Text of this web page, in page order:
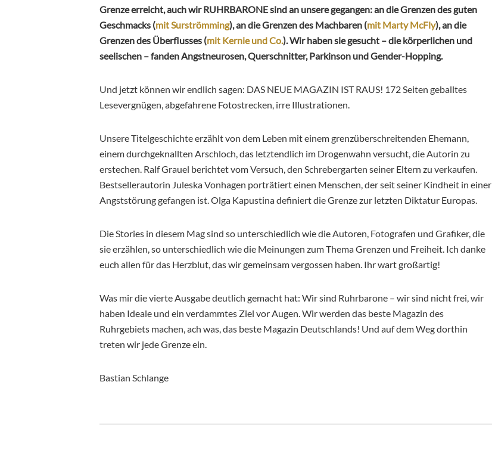
Grenze erreicht, auch wir RUHRBARONE sind an unsere gegangen: an die Grenzen des guten
Geschmacks (mit Surströmming), an die Grenzen des Machbaren (mit Marty McFly), an die
Grenzen des Überflusses (mit Kernie und Co.). Wir haben sie gesucht – die körperlichen und
seelischen – fanden Angstneurosen, Querschnitter, Parkinson und Gender-Hopping.
Und jetzt können wir endlich sagen: DAS NEUE MAGAZIN IST RAUS! 172 Seiten geballtes
Lesevergnügen, abgefahrene Fotostrecken, irre Illustrationen.
Unsere Titelgeschichte erzählt von dem Leben mit einem grenzüberschreitenden Ehemann,
einem durchgeknallten Arschloch, das letztendlich im Drogenwahn versucht, die Autorin zu
erstechen. Ralf Grauel berichtet vom Versuch, den Schrebergarten seiner Eltern zu verkaufen.
Bestsellerautorin Juleska Vonhagen porträtiert einen Menschen, der seit seiner Kindheit in einer
Angststörung gefangen ist. Olga Kapustina definiert die Grenze zur letzten Diktatur Europas.
Die Stories in diesem Mag sind so unterschiedlich wie die Autoren, Fotografen und Grafiker, die
sie erzählen, so unterschiedlich wie die Meinungen zum Thema Grenzen und Freiheit. Ich danke
euch allen für das Herzblut, das wir gemeinsam vergossen haben. Ihr wart großartig!
Was mir die vierte Ausgabe deutlich gemacht hat: Wir sind Ruhrbarone – wir sind nicht frei, wir
haben Ideale und ein verdammtes Ziel vor Augen. Wir werden das beste Magazin des
Ruhrgebiets machen, ach was, das beste Magazin Deutschlands! Und auf dem Weg dorthin
treten wir jede Grenze ein.
Bastian Schlange